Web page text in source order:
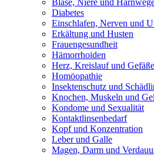
Blase, Niere und
Diabetes
Einschlafen, Nerven und
Erkältung und Husten
Frauengesundheit
Hämorrhoiden
Herz, Kreislauf und Gefäße
Homöopathie
Insektenschutz und
Knochen, Muskeln und
Kondome und Sexualität
Kontaktlinsenbedarf
Kopf und Konzentration
Leber und Galle
Magen, Darm und